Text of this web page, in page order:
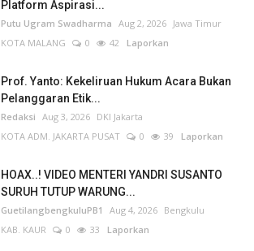
Platform Aspirasi...
Putu Ugram Swadharma Aug 2, 2026 Jawa Timur
KOTA MALANG
0 42 Laporkan
Prof. Yanto: Kekeliruan Hukum Acara Bukan
Pelanggaran Etik...
Redaksi Aug 3, 2026 DKI Jakarta
KOTA ADM. JAKARTA PUSAT
0 39 Laporkan
HOAX..! VIDEO MENTERI YANDRI SUSANTO
SURUH TUTUP WARUNG...
GuetilangbengkuluPB1 Aug 4, 2026 Bengkulu
KAB. KAUR
0 33 Laporkan